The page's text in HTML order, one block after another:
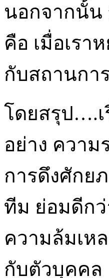
นอกจากนั้น
คือ เมื่อเร
กับสถานกา
โดยสรุป….เ
อย่าง ความ
การดึงศักย
ทีม ย่อมดีก
ความล้มเห
กับตัวบุคคล